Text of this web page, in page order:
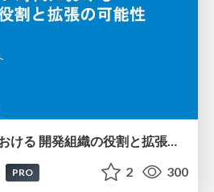
AIネイティブ時代における 開発組織の役割と拡張の可能性
PRO 2 300